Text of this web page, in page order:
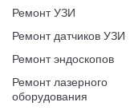
Ремонт УЗИ
Ремонт датчиков УЗИ
Ремонт эндоскопов
Ремонт лазерного
оборудования